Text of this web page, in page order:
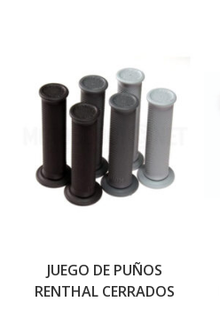
JUEGO DE PUÑOS
RENTHAL CERRADOS